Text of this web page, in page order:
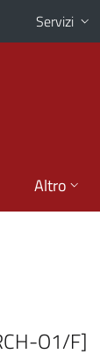
Servizi
Altro
O1/F]